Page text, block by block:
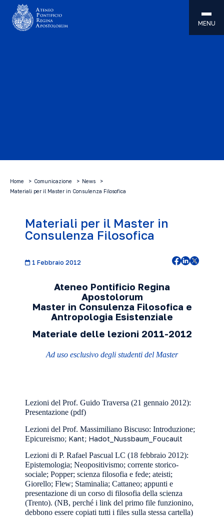
MENU
Home Comunicazione
News
Materiali per il Master in Consulenza Filosofica
Materiali per il Master in
Consulenza Filosofica
1 Febbraio 2012
Ateneo Pontificio Regina
Apostolorum
Master in Consulenza Filosofica e
Antropologia Esistenziale
Materiale delle lezioni 2011-2012
Ad uso esclusivo degli studenti del Master
Lezioni del Prof. Guido Traversa (21 gennaio 2012):
Presentazione (pdf)
Lezioni del Prof. Massimiliano Biscuso: Introduzione;
Epicureismo; Kant; Hadot_Nussbaum_Foucault
Lezioni di P. Rafael Pascual LC (18 febbraio 2012):
Epistemologia; Neopositivismo; corrente storico-
sociale; Popper; scienza filosofia e fede; ateisti;
Giorello; Flew; Staminalia; Cattaneo; appunti e
presentazione di un corso di filosofia della scienza
(Trento). (NB, perché i link del primo file funzionino,
debbono essere copiati tutti i files sulla stessa cartella)